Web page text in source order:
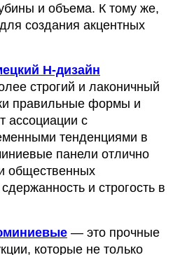
и объема. К тому же,
создания акцентных
H-дизайн
строгий и лаконичный
правильные формы и
ассоциации с
тенденциями в
панели отлично
общественных
и строгость в
— это прочные
которые не только